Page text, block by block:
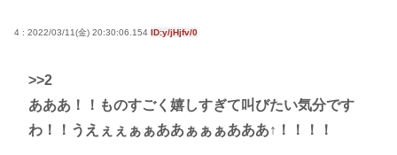
かされる「女神の加護を受けしママのサーガ」3巻 今
ポケカ資産が100万円超えた男の子www
【高市動画】こういうオスガキってどうやったら産
まれるの？
4 : 2022/03/11(金) 20:30:06.154 ID:y/jHjfv/0
>>2
あああ！！ものすごく嬉しすぎて叫びたい気分です
わ！！うえぇぇぁぁああぁぁぁあああ↑！！！！